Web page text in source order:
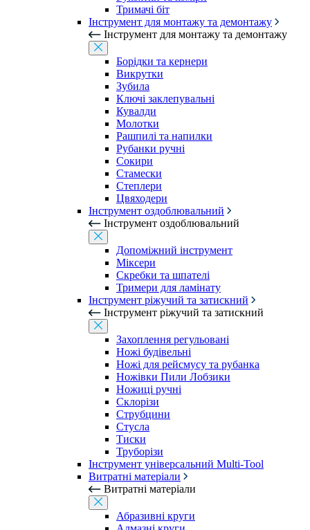
Тримачі біт
Інструмент для монтажу та демонтажу
Інструмент для монтажу та демонтажу
Борідки та кернери
Викрутки
Зубила
Ключі заклепувальні
Кувалди
Молотки
Рашпилі та напилки
Рубанки ручні
Сокири
Стамески
Степлери
Цвяходери
Інструмент оздоблювальний
Інструмент оздоблювальний
Допоміжний інструмент
Міксери
Скребки та шпателі
Тримери для ламінату
Інструмент ріжучий та затискний
Інструмент ріжучий та затискний
Захоплення регульовані
Ножі будівельні
Ножі для рейсмусу та рубанка
Ножівки Пили Лобзики
Ножиці ручні
Склорізи
Струбцини
Стусла
Тиски
Труборізи
Інструмент універсальний Multi-Tool
Витратні матеріали
Витратні матеріали
Абразивні круги